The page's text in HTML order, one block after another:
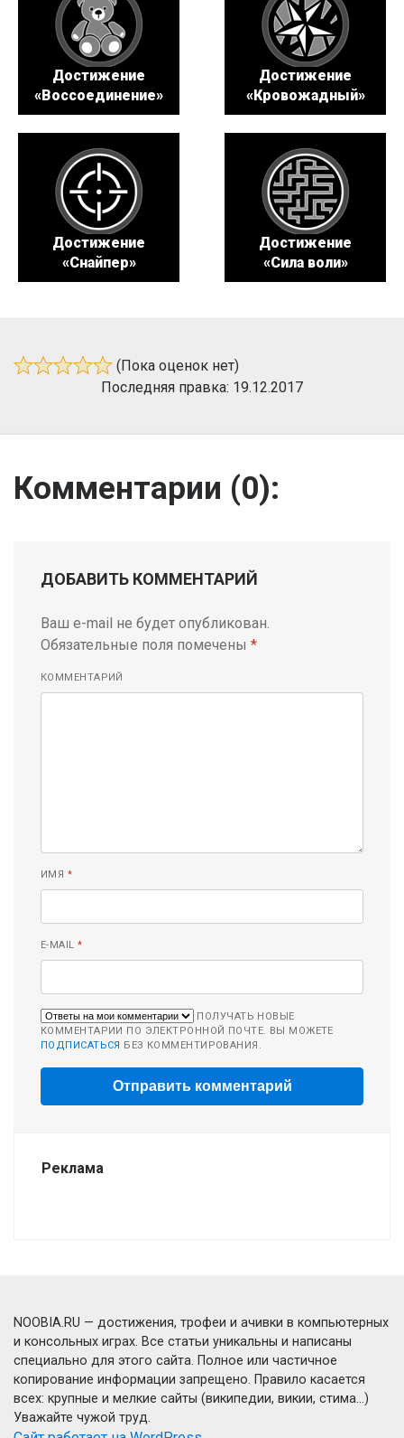
Достижение
«Воссоединение»
Достижение
«Кровожадный»
Достижение
«Снайпер»
Достижение
«Сила воли»
(Пока оценок нет)
Последняя правка: 19.12.2017
Комментарии (0):
ДОБАВИТЬ КОММЕНТАРИЙ
Ваш e-mail не будет опубликован.
Обязательные поля помечены *
КОММЕНТАРИЙ
ИМЯ *
E-MAIL*
ПОЛУЧАТЬ НОВЫЕ
КОММЕНТАРИИ ПО ЭЛЕКТРОННОЙ ПОЧТЕ. ВЫ МОЖЕТЕ
ПОДПИСАТЬСЯ БЕЗ КОММЕНТИРОВАНИЯ.
Реклама
NOOBIA.RU — достижения, трофеи и ачивки в компьютерных
и консольных играх. Все статьи уникальны и написаны
специально для этого сайта. Полное или частичное
копирование информации запрещено. Правило касается
всех: крупные и мелкие сайты (википедии, викии, стима...)
Уважайте чужой труд.